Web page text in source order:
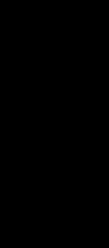
phép giao dịch
thành lựa chọn
hiểu rõ rủi ro.
FundedNext sở
nhất trên thị
nhuận 10%,
25%, phù hợp
kiểm soát. Giới